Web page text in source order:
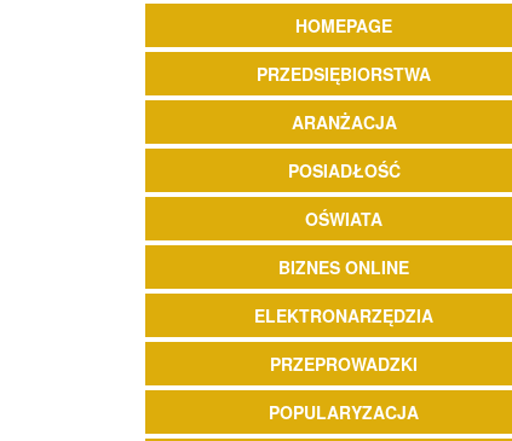
HOMEPAGE
PRZEDSIĘBIORSTWA
ARANŻACJA
POSIADŁOŚĆ
OŚWIATA
BIZNES ONLINE
ELEKTRONARZĘDZIA
PRZEPROWADZKI
POPULARYZACJA